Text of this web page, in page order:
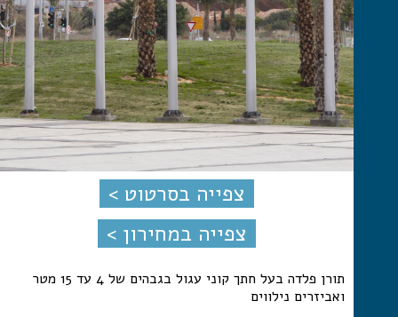
צפייה בסרטוט >
צפייה במחירון >
תורן פלדה בעל חתך קוני עגול בגבהים של 4 עד 15 מטר
ואביזרים נילווים